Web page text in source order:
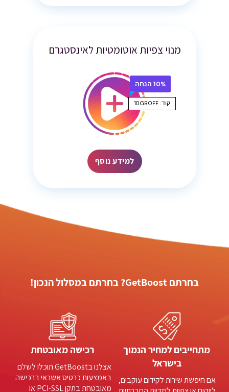
מנוי צפיות אוטומטיות לאינסטגרם
10% הנחה
קוד: 10GBOFF
למידע נוסף
בחרתם GetBoost? בחרתם במסלול הנכון!
מתחייבים למחיר הנמוך
בישראל
אם חיפשת שירות לקידום עוקבים,
רכישה מאובטחת
אצלנו בGetBoost תוכלו לשלם
באמצעות כרטיס אשראי ברכישה
מאובטחת בתקן PCI-SSL או